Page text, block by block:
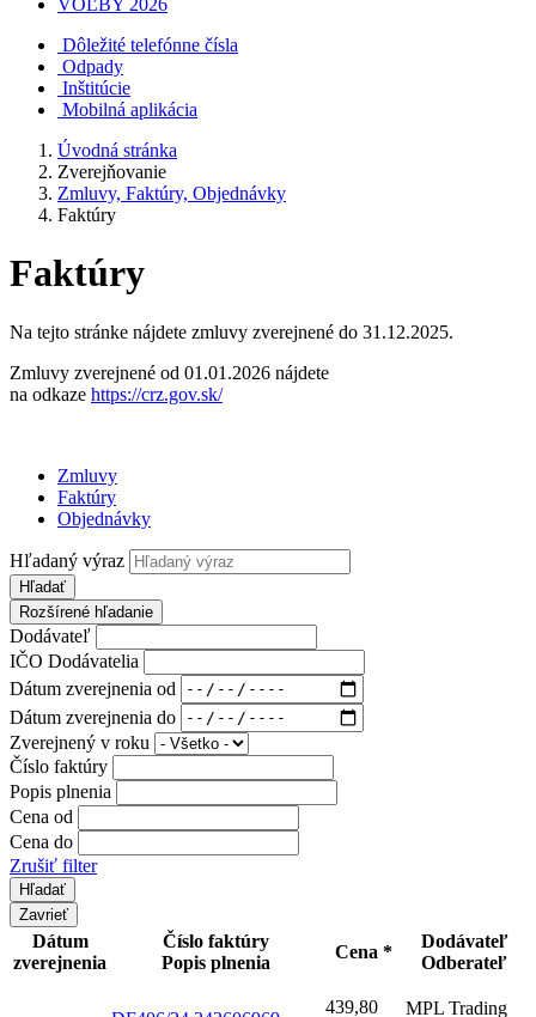
VOĽBY 2026
Dôležité telefónne čísla
Odpady
Inštitúcie
Mobilná aplikácia
Úvodná stránka
Zverejňovanie
Zmluvy, Faktúry, Objednávky
Faktúry
Faktúry
Na tejto stránke nájdete zmluvy zverejnené do 31.12.2025.
Zmluvy zverejnené od 01.01.2026 nájdete
na odkaze https://crz.gov.sk/
Zmluvy
Faktúry
Objednávky
Hľadaný výraz
Hľadať
Rozšírené hľadanie
Dodávateľ
IČO Dodávatelia
Dátum zverejnenia od
Dátum zverejnenia do
Zverejnený v roku
Číslo faktúry
Popis plnenia
Cena od
Cena do
Zrušiť filter
Zavrieť
Dátum
zverejnenia
Číslo faktúry
Popis plnenia
Cena *
Dodávateľ
Odberateľ
439,80
MPL Trading